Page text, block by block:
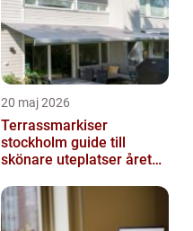
20 maj 2026
Terrassmarkiser
stockholm guide till
skönare uteplatser året